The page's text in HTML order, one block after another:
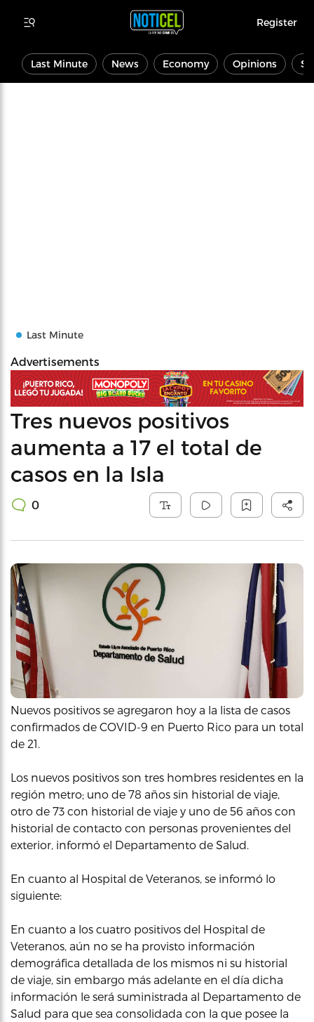
Register
Last Minute News Economy Opinions
Last Minute
Advertisements
Tres nuevos positivos
aumenta a 17 el total de
casos en la Isla
0
Nuevos positivos se agregaron hoy a la lista de casos
confirmados de COVID-9 en Puerto Rico para un total
de 21.
Los nuevos positivos son tres hombres residentes en la
región metro; uno de 78 años sin historial de viaje,
otro de 73 con historial de viaje y uno de 56 años con
historial de contacto con personas provenientes del
exterior, informó el Departamento de Salud.
En cuanto al Hospital de Veteranos, se informó lo
siguiente:
En cuanto a los cuatro positivos del Hospital de
Veteranos, aún no se ha provisto información
demográfica detallada de los mismos ni su historial
de viaje, sin embargo más adelante en el día dicha
información le será suministrada al Departamento de
Salud para que sea consolidada con la que posee la